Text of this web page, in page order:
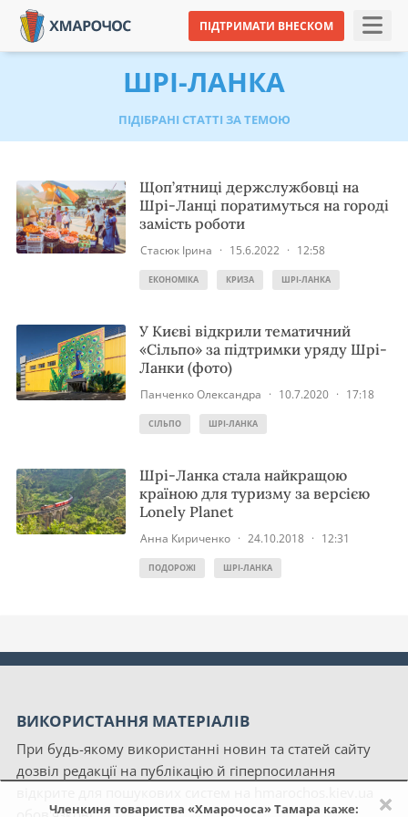
ПІДТРИМАТИ ВНЕСКОМ
×
Членкиня товариства «Хмарочоса» Тамара каже:
ШРІ-ЛАНКА
ПІДІБРАНІ СТАТТІ ЗА ТЕМОЮ
Щоп’ятниці держслужбовці на
Шрі-Ланці поратимуться на городі
замість роботи
Стасюк Ірина · 15.6.2022 · 12:58
ЕКОНОМІКА КРИЗА ШРІ-ЛАНКА
У Києві відкрили тематичний
«Сільпо» за підтримки уряду Шрі-
Ланки (фото)
Панченко Олександра · 10.7.2020 · 17:18
СІЛЬПО ШРІ-ЛАНКА
Шрі-Ланка стала найкращою
країною для туризму за версією
Lonely Planet
Анна Кириченко · 24.10.2018 · 12:31
ПОДОРОЖІ ШРІ-ЛАНКА
ВИКОРИСТАННЯ МАТЕРІАЛІВ
При будь-якому використанні новин та статей сайту
дозвіл редакції на публікацію й гіперпосилання